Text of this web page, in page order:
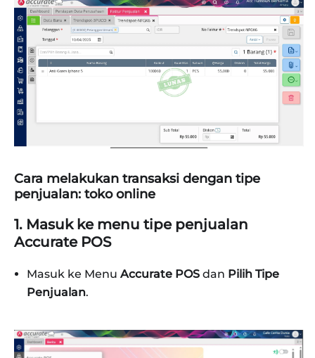
Cara melakukan transaksi dengan tipe
penjualan: toko online
1. Masuk ke menu tipe penjualan
Accurate POS
Masuk ke Menu Accurate POS dan Pilih Tipe
Penjualan.